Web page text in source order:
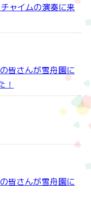
ャイムの演奏に来
皆さんが雪舟園に
！
皆さんが雪舟園に